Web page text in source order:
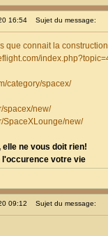
16:54 Sujet du message:
que connait la
category/spacex/
spacex/new/
SpaceXLounge/new/
elle ne vous doit rien!
l'occurence votre vie
09:12 Sujet du message: